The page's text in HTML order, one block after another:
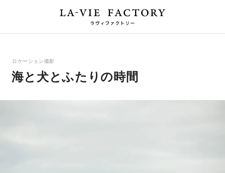
ロケーション撮影
海と犬とふたりの時間